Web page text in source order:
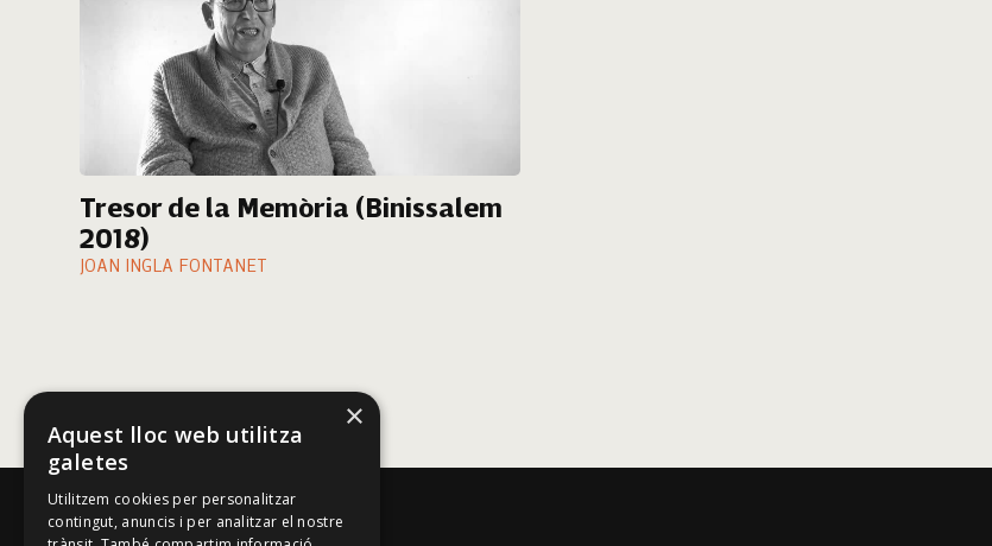
Tresor de la Memòria (Binissalem
2018)
JOAN INGLA FONTANET
×
Aquest lloc web utilitza
galetes
Utilitzem cookies per personalitzar
contingut, anuncis i per analitzar el nostre